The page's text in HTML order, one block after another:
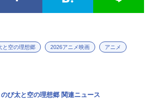
と空の理想郷 2026アニメ映画 アニメ
び太と空の理想郷 関連ニュース